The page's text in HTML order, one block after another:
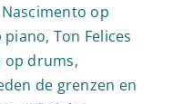
op
Ton Felices
op drums,
de grenzen en